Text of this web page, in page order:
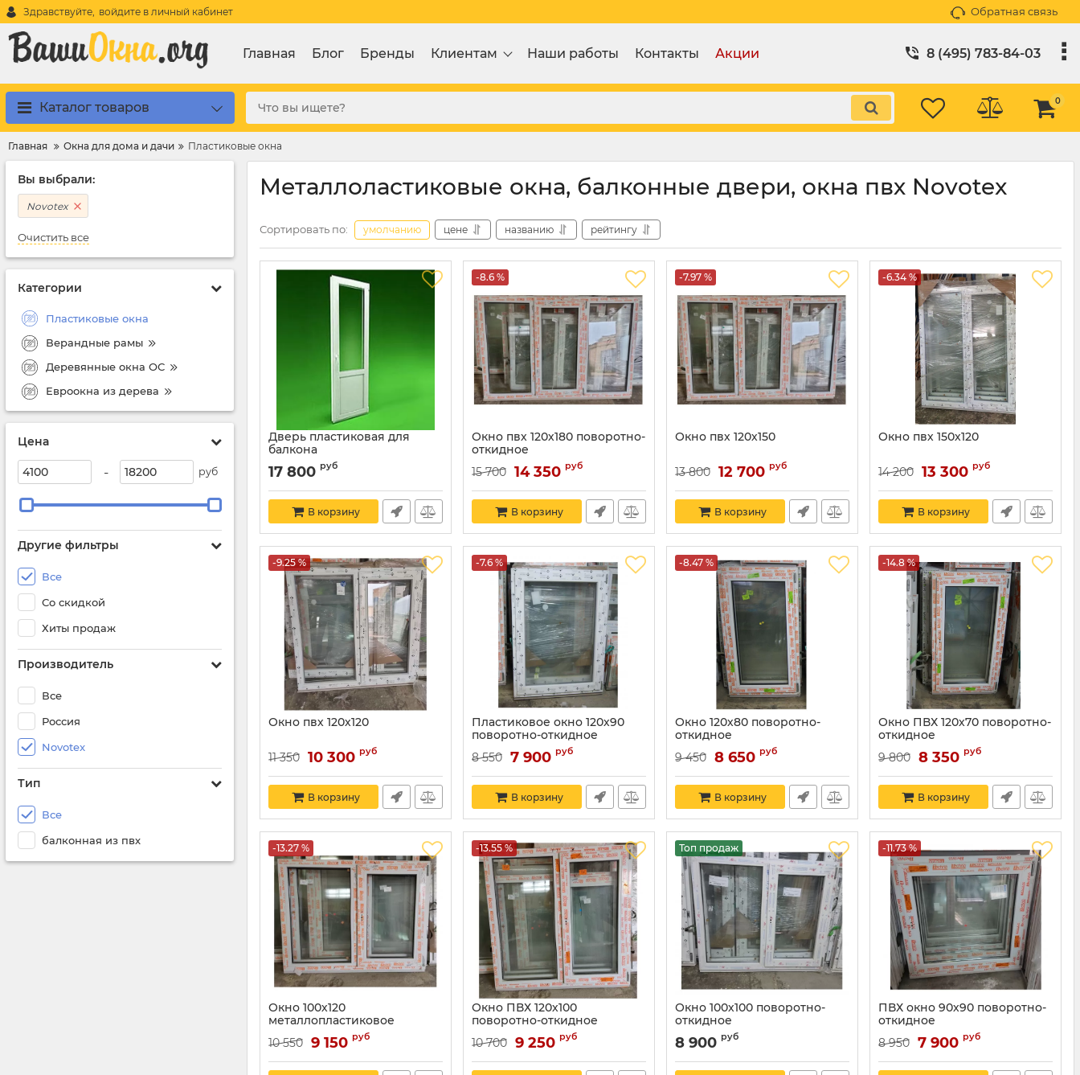
Здравствуйте, войдите в личный кабинет Обратная связь
Главная Блог Бренды Клиентам Наши работы Контакты Акции 8 (495) 783-84-03
Каталог товаров 0
Главная Окна для дома и дачи Пластиковые окна
Вы выбрали:
Novotex
Очистить все
Категории
Пластиковые окна
Верандные рамы
Деревянные окна ОС
Евроокна из дерева
Цена
- руб
Другие фильтры
Все
Со скидкой
Хиты продаж
Производитель
Все
Россия
Novotex
Тип
Все
балконная из пвх
Металлоластиковые окна, балконные двери, окна пвх Novotex
Сортировать по: умолчанию цене названию рейтингу
Дверь пластиковая для
балкона
17 800 руб
В корзину
-8.6 %
Окно пвх 120х180 поворотно-
откидное
Артикул: 11234
15 700 14 350 руб
В корзину
-7.97 %
Окно пвх 120х150
13 800 12 700 руб
В корзину
-6.34 %
Окно пвх 150х120
14 200 13 300 руб
В корзину
-9.25 %
Окно пвх 120х120
11 350 10 300 руб
В корзину
-7.6 %
Пластиковое окно 120х90
поворотно-откидное
8 550 7 900 руб
В корзину
-8.47 %
Окно 120х80 поворотно-
откидное
9 450 8 650 руб
В корзину
-14.8 %
Окно ПВХ 120х70 поворотно-
откидное
9 800 8 350 руб
В корзину
-13.27 %
Окно 100х120
металлопластиковое
10 550 9 150 руб
-13.55 %
Окно ПВХ 120х100
поворотно-откидное
10 700 9 250 руб
Топ продаж
Окно 100х100 поворотно-
откидное
8 900 руб
-11.73 %
ПВХ окно 90х90 поворотно-
откидное
8 950 7 900 руб